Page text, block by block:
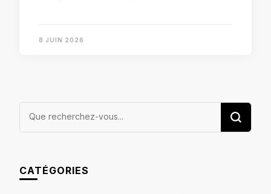
8 JUIN 2026
Vous
recherchiez
CATÉGORIES